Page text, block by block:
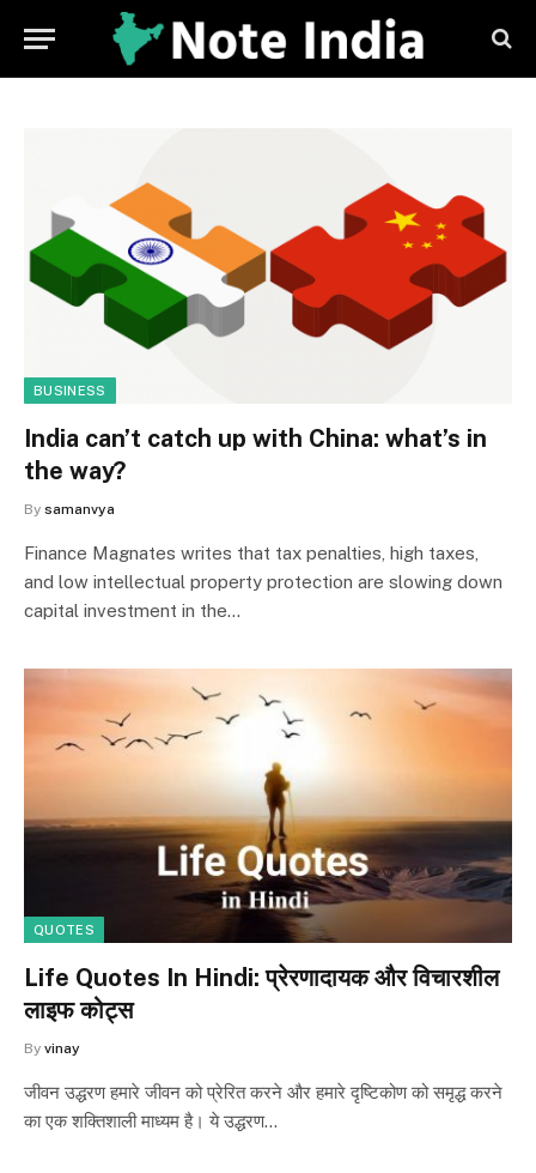
BUSINESS
India can’t catch up with China: what’s in
the way?
By samanvya
Finance Magnates writes that tax penalties, high taxes,
and low intellectual property protection are slowing down
capital investment in the…
QUOTES
Life Quotes In Hindi: प्रेरणादायक और विचारशील
लाइफ कोट्स
By vinay
जीवन उद्धरण हमारे जीवन को प्रेरित करने और हमारे दृष्टिकोण को समृद्ध करने
का एक शक्तिशाली माध्यम है। ये उद्धरण…